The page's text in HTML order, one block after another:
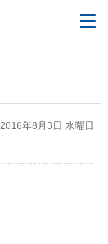
2016年8月3日 水曜日